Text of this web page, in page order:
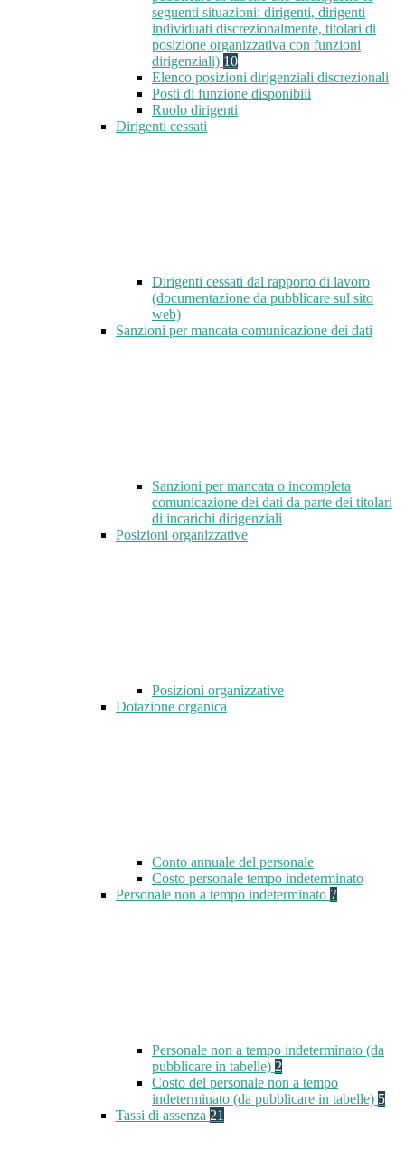
seguenti situazioni: dirigenti, dirigenti
individuati discrezionalmente, titolari di
posizione organizzativa con funzioni
dirigenziali) 10
Elenco posizioni dirigenziali discrezionali
Posti di funzione disponibili
Ruolo dirigenti
Dirigenti cessati
Dirigenti cessati dal rapporto di lavoro
(documentazione da pubblicare sul sito
web)
Sanzioni per mancata comunicazione dei dati
Sanzioni per mancata o incompleta
comunicazione dei dati da parte dei titolari
di incarichi dirigenziali
Posizioni organizzative
Posizioni organizzative
Dotazione organica
Conto annuale del personale
Costo personale tempo indeterminato
Personale non a tempo indeterminato 7
Personale non a tempo indeterminato (da
pubblicare in tabelle) 2
Costo del personale non a tempo
indeterminato (da pubblicare in tabelle) 5
Tassi di assenza 21